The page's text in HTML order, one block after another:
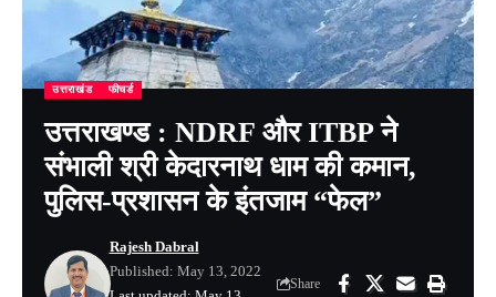
उत्तराखंड फीचर्ड
उत्तराखण्ड : NDRF और ITBP ने
संभाली श्री केदारनाथ धाम की कमान,
पुलिस-प्रशासन के इंतजाम “फेल”
Rajesh Dabral
Published: May 13, 2022
Share